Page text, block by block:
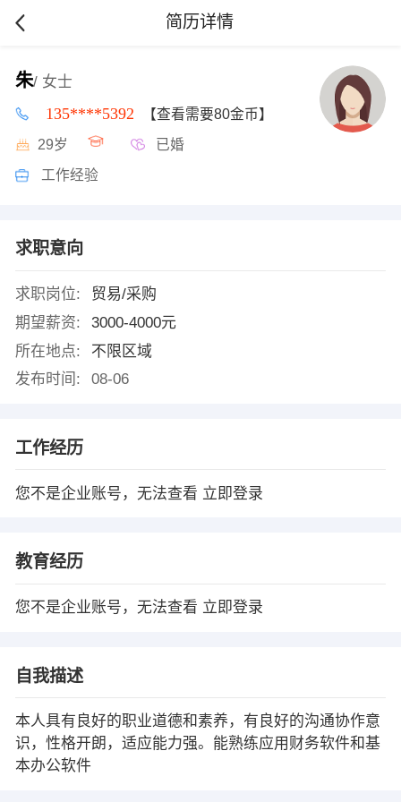
简历详情
朱/ 女士
135****5392 【查看需要80金币】
29岁 已婚
工作经验
求职意向
求职岗位:
贸易/采购
期望薪资:
3000-4000元
所在地点:
不限区域
发布时间:
08-06
工作经历
您不是企业账号，无法查看 立即登录
教育经历
您不是企业账号，无法查看 立即登录
自我描述
本人具有良好的职业道德和素养，有良好的沟通协作意
识，性格开朗，适应能力强。能熟练应用财务软件和基
本办公软件